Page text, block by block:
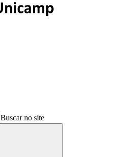
Buscar no site